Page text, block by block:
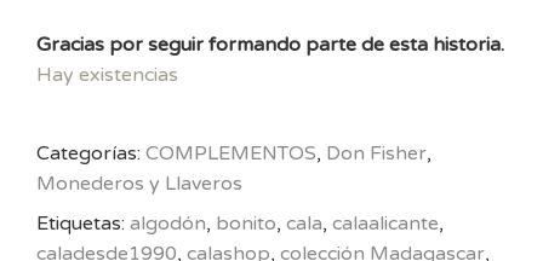
Gracias por seguir formando parte de esta historia.
Hay existencias
Categorías: COMPLEMENTOS, Don Fisher,
Monederos y Llaveros
Etiquetas: algodón, bonito, cala, calaalicante,
caladesde1990, calashop, colección Madagascar,